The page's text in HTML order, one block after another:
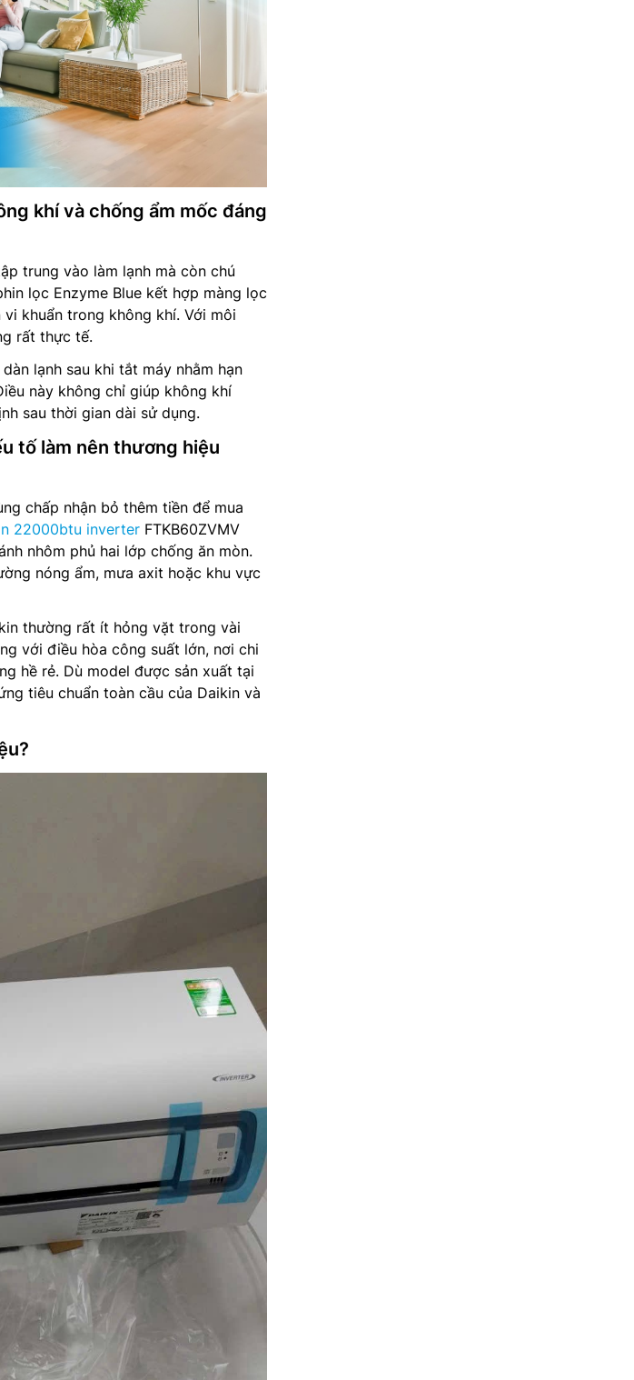
khí và chống ẩm mốc đáng
trung vào làm lạnh mà còn chú
lọc Enzyme Blue kết hợp màng lọc
khuẩn trong không khí. Với môi
rất thực tế.
lạnh sau khi tắt máy nhằm hạn
này không chỉ giúp không khí
sau thời gian dài sử dụng.
tố làm nên thương hiệu
chấp nhận bỏ thêm tiền để mua
22000btu inverter FTKB60ZVMV
nhôm phủ hai lớp chống ăn mòn.
nóng ẩm, mưa axit hoặc khu vực
thường rất ít hỏng vặt trong vài
với điều hòa công suất lớn, nơi chi
hề rẻ. Dù model được sản xuất tại
tiêu chuẩn toàn cầu của Daikin và